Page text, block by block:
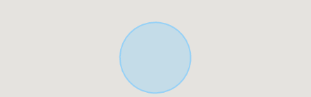
・LDK考慮2WAY式樣，生活流跡線
・采用容易集中於菜的牆在的廚房
・儲藏室附帶窗，并且能靈活運用於頻繁使用道路